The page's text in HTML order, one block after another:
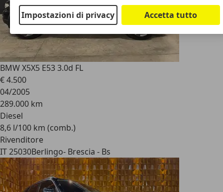
BMW X5X5 E53 3.0d FL
€ 4.500
04/2005
289.000 km
Diesel
8,6 l/100 km (comb.)
Rivenditore
IT 25030Berlingo- Brescia - Bs
Impostazioni di privacy Accetta tutto